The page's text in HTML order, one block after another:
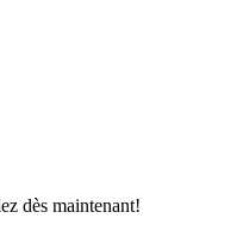
dès maintenant!